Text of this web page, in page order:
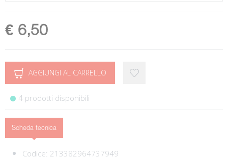
€ 6,50
AGGIUNGI AL CARRELLO
4 prodotti disponibili
Scheda tecnica
Codice: 213382964737949